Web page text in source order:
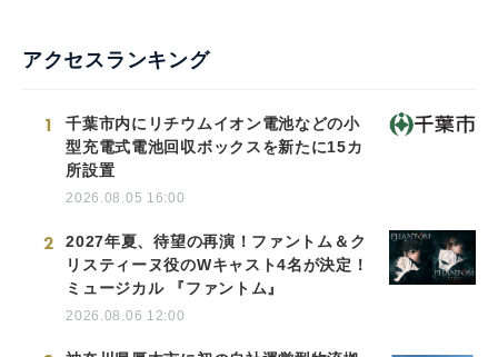
アクセスランキング
1
千葉市内にリチウムイオン電池などの小
型充電式電池回収ボックスを新たに15カ
所設置
2026.08.05 16:00
2
2027年夏、待望の再演！ファントム＆ク
リスティーヌ役のWキャスト4名が決定！
ミュージカル 『ファントム』
2026.08.06 12:00